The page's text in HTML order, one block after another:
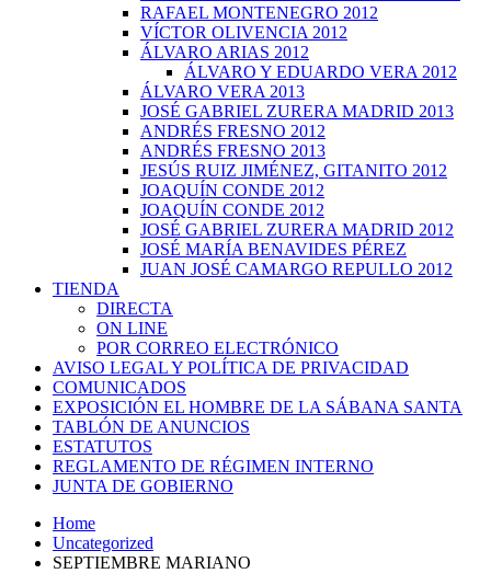
RAFAEL MONTENEGRO 2012
VÍCTOR OLIVENCIA 2012
ÁLVARO ARIAS 2012
ÁLVARO Y EDUARDO VERA 2012
ÁLVARO VERA 2013
JOSÉ GABRIEL ZURERA MADRID 2013
ANDRÉS FRESNO 2012
ANDRÉS FRESNO 2013
JESÚS RUIZ JIMÉNEZ, GITANITO 2012
JOAQUÍN CONDE 2012
JOAQUÍN CONDE 2012
JOSÉ GABRIEL ZURERA MADRID 2012
JOSÉ MARÍA BENAVIDES PÉREZ
JUAN JOSÉ CAMARGO REPULLO 2012
TIENDA
DIRECTA
ON LINE
POR CORREO ELECTRÓNICO
AVISO LEGAL Y POLÍTICA DE PRIVACIDAD
COMUNICADOS
EXPOSICIÓN EL HOMBRE DE LA SÁBANA SANTA
TABLÓN DE ANUNCIOS
ESTATUTOS
REGLAMENTO DE RÉGIMEN INTERNO
JUNTA DE GOBIERNO
Home
Uncategorized
SEPTIEMBRE MARIANO